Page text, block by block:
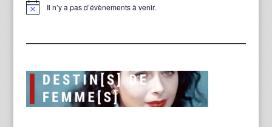
Notice Il n’y a pas d’évènements à venir.